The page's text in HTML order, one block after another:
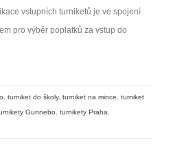
vstupních turniketů je ve spojení
pro výběr poplatků za vstup do
turniket do školy, turniket na mince
turniket
Gunnebo turnikety Praha